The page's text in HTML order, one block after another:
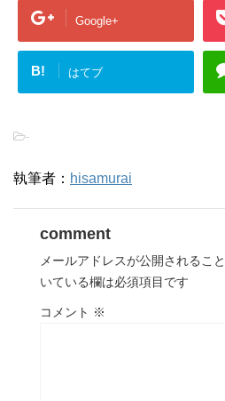
Google+
B! はてブ
-
執筆者： hisamurai
comment
メールアドレスが公開されるこ
いている欄は必須項目です
コメント ※